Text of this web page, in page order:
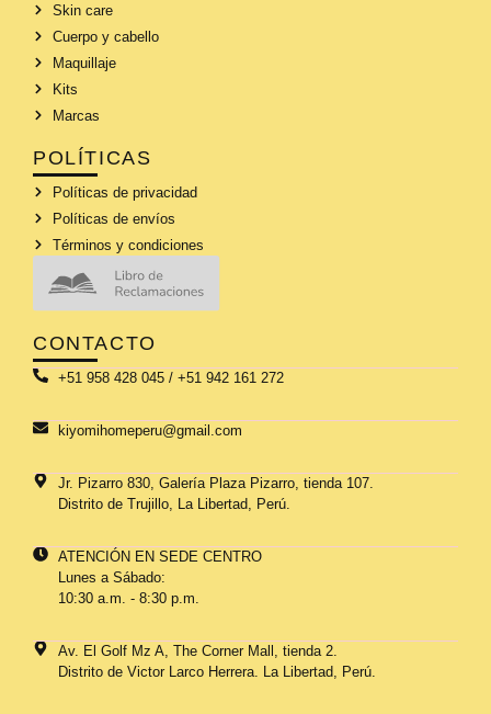
Skin care
Cuerpo y cabello
Maquillaje
Kits
Marcas
POLÍTICAS
Políticas de privacidad
Políticas de envíos
Términos y condiciones
CONTACTO
+51 958 428 045 / +51 942 161 272
kiyomihomeperu@gmail.com
Jr. Pizarro 830, Galería Plaza Pizarro, tienda 107.
Distrito de Trujillo, La Libertad, Perú.
ATENCIÓN EN SEDE CENTRO
Lunes a Sábado:
10:30 a.m. - 8:30 p.m.
Av. El Golf Mz A, The Corner Mall, tienda 2.
Distrito de Victor Larco Herrera. La Libertad, Perú.